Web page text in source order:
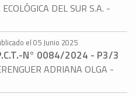
DEL SUR S.A. -
el 05 Junio 2025
N° 0084/2024 - P3/3
ADRIANA OLGA -